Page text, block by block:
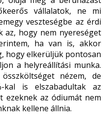
vállalatok, ne mi
veszteségbe az érdi
az, hogy nem nyereséget
ha van is, akkor
hogy elkerüljük pontosan
a helyreállítási munka.
nézem, de
is elszabadultak az
ezeknek az ódiumát nem
kellene állnia.